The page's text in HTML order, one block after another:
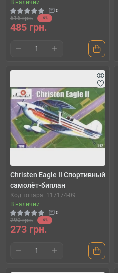
В наличии
0
516 грн. -6%
485 грн.
Christen Eagle II Спортивный
самолёт-биплан
Код товара: 117174-09
В наличии
0
290 грн. -6%
273 грн.